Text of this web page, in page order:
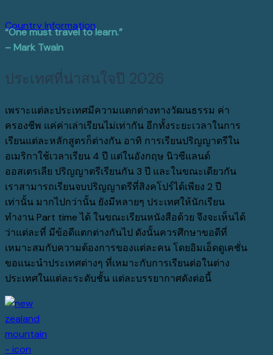
Country Information
“One must travel to learn.”
– Mark Twain
ประเทศที่น่าสนใจปี 2026
เพราะแต่ละประเทศมีความแตกต่างทางวัฒนธรรม ค่า
ครองชีพ แค่ค่าเล่าเรียนไม่เท่ากัน อีกทั้งระยะเวลาในการ
เรียนแต่ละหลักสูตรก็ต่างกัน อาทิ การเรียนปริญญาตรีใน
อเมริกาใช้เวลาเรียน 4 ปี แต่ในอังกฤษ นิวซีแลนด์
ออสเตรเลีย ปริญญาตรีเรียนกัน 3 ปี และในขณะเดียวกัน
เราสามารถเรียนจบปริญญาตรีที่สิงคโปร์ได้เพียง 2 ปี
เท่านั้น มากไปกว่านั้น ยังมีหลายๆ ประเทศให้นักเรียน
ทำงานPart timeได้ ในขณะเรียนหนังสือด้วย จึงจะเห็นได้
ว่าแต่ละที่ มีข้อดีแตกต่างกันไป ดังนั้นควรศึกษาขอดีที่
เหมาะสมกับความต้องการของแต่ละคนโดยอิมเอ็ดดูเคชั่น
ขอแนะนำประเทศต่างๆ ที่เหมาะกับการเรียนต่อในต่าง
ประเทศในแต่ละระดับชั้น แต่ละบรรยากาศดังต่อนี้